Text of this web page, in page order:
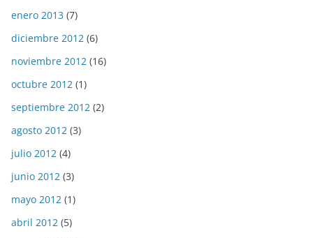
enero 2013 (7)
diciembre 2012 (6)
noviembre 2012 (16)
octubre 2012 (1)
septiembre 2012 (2)
agosto 2012 (3)
julio 2012 (4)
junio 2012 (3)
mayo 2012 (1)
abril 2012 (5)